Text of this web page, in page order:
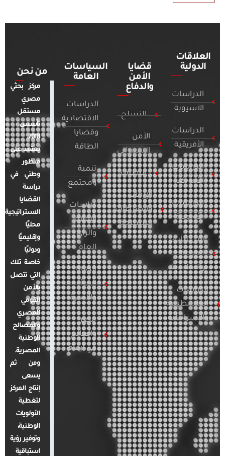
العلاقات
الدولية
الدراسات
الآسيوية
الدراسات
الأفريقية
الدراسات
الأمريكية
الدراسات
الأوروبية
الدراسات
العربية
والإقليمية
الدراسات
الفلسطينية
والإسرائيلية
قضايا
الأمن
والدفاع
التسلح
الأمن
السيبراني
التطرف
الإرهاب
والصراعات
المسلحة
السياسات
العامة
الدراسات
الاقتصادية
وقضايا
الطاقة
تنمية
ومجتمع
دراسات
الإعلام
والرأي
العام
قضايا
المرأة
والأسرة
مصر
والعالم
في أرقام
من نحن
مركز بحثي
مصري
مستقل
تأسس
2018.
يعتمد على
منظور
وطني في
دراسة
القضايا
الاستراتيجية
محليًا
وإقليميًا
ودوليًا
خاصة تلك
التي تتصل
بالأمن
القومي
المصري
والمصالح
الوطنية
المصرية.
ومن ثم
يسعى
إنتاج المركز
لتغطية
الأولويات
الوطنية،
وتوفير رؤية
استباقية